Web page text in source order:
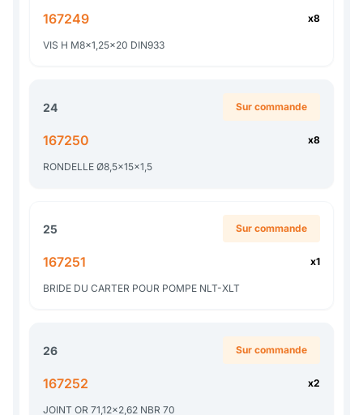
167249 x8
VIS H M8x1,25x20 DIN933
24 Sur commande
167250 x8
RONDELLE Ø8,5x15x1,5
25 Sur commande
167251 x1
BRIDE DU CARTER POUR POMPE NLT-XLT
26 Sur commande
167252 x2
JOINT OR 71,12x2,62 NBR 70